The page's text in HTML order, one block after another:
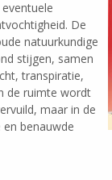
De
natuurkundige
stijgen, samen
transpiratie,
de ruimte wordt
maar in de
benauwde